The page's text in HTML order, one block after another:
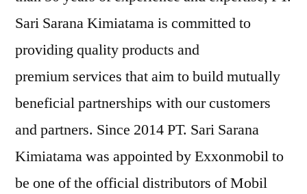
Sari Sarana Kimiatama is committed to
providing quality products and
premium services that aim to build mutually
beneficial partnerships with our customers
and partners. Since 2014 PT. Sari Sarana
Kimiatama was appointed by Exxonmobil to
be one of the official distributors of Mobil